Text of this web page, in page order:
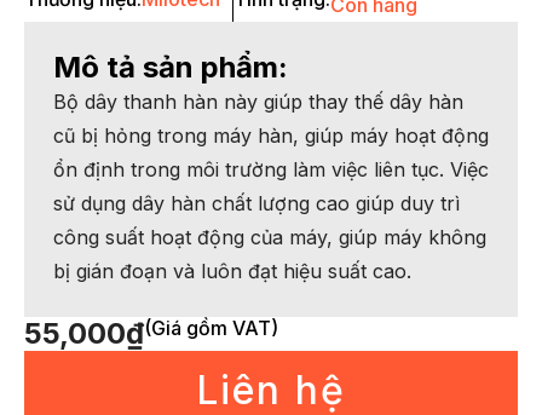
Mô tả sản phẩm:
Bộ dây thanh hàn này giúp thay thế dây hàn
cũ bị hỏng trong máy hàn, giúp máy hoạt động
ổn định trong môi trường làm việc liên tục. Việc
sử dụng dây hàn chất lượng cao giúp duy trì
công suất hoạt động của máy, giúp máy không
bị gián đoạn và luôn đạt hiệu suất cao.
55,000₫(Giá gồm VAT)
Liên hệ